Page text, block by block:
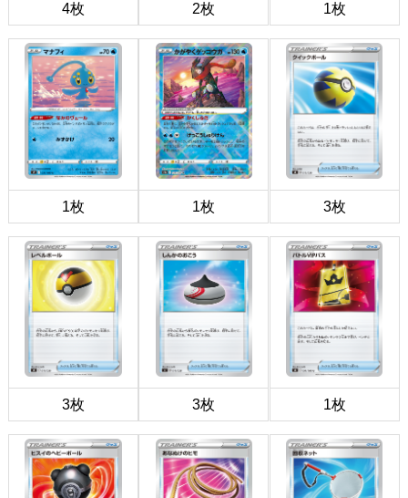
4枚 2枚 1枚
1枚 1枚 3枚
3枚 3枚 1枚